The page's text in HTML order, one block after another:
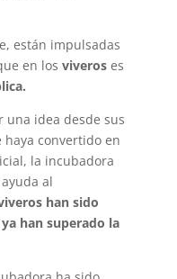
están impulsadas
en los viveros es
una idea desde sus
convertido en
la incubadora
al
han sido
han superado la